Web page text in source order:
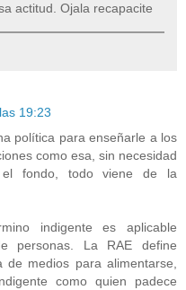
actitud. Ojala recapacite
19:23
política para enseñarle a los
como esa, sin necesidad
fondo, todo viene de la
indigente es aplicable
personas. La RAE define
medios para alimentarse,
como quien padece